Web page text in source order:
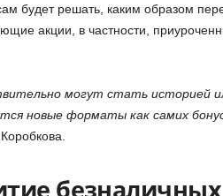
будет решать, каким образом
акции, в частности,
могут стать историей
новые форматы как самих
безналичных